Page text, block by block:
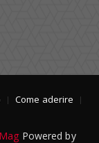
Come aderire
Powered by